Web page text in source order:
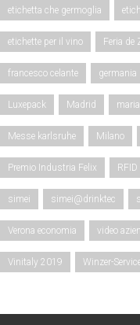
etichetta che germoglia
etichette per il vino Feria de
francesco celante germania
Luxepack Madrid
Messe karlsruhe Milano
Premio Industria Felix RFID
simei simei@drinktec
Verona economia video
Vinitaly 2019 Winzer-